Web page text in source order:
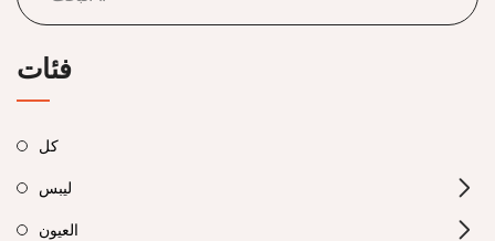
فئات
كل
ليبس
العيون